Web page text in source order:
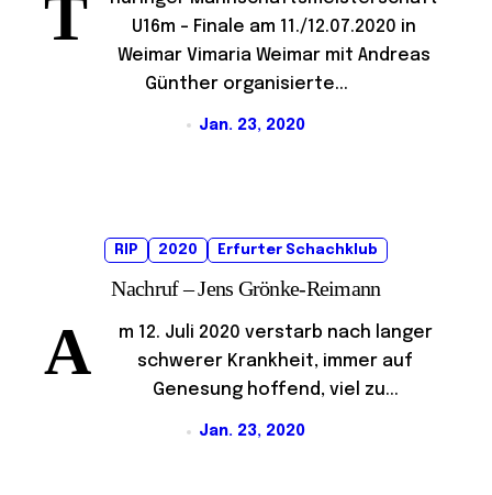
T
U16m – Finale am 11./12.07.2020 in
Weimar Vimaria Weimar mit Andreas
Günther organisierte...
Jan. 23, 2020
RIP 2020 Erfurter Schachklub
Nachruf – Jens Grönke-Reimann
A
m 12. Juli 2020 verstarb nach langer
schwerer Krankheit, immer auf
Genesung hoffend, viel zu...
Jan. 23, 2020